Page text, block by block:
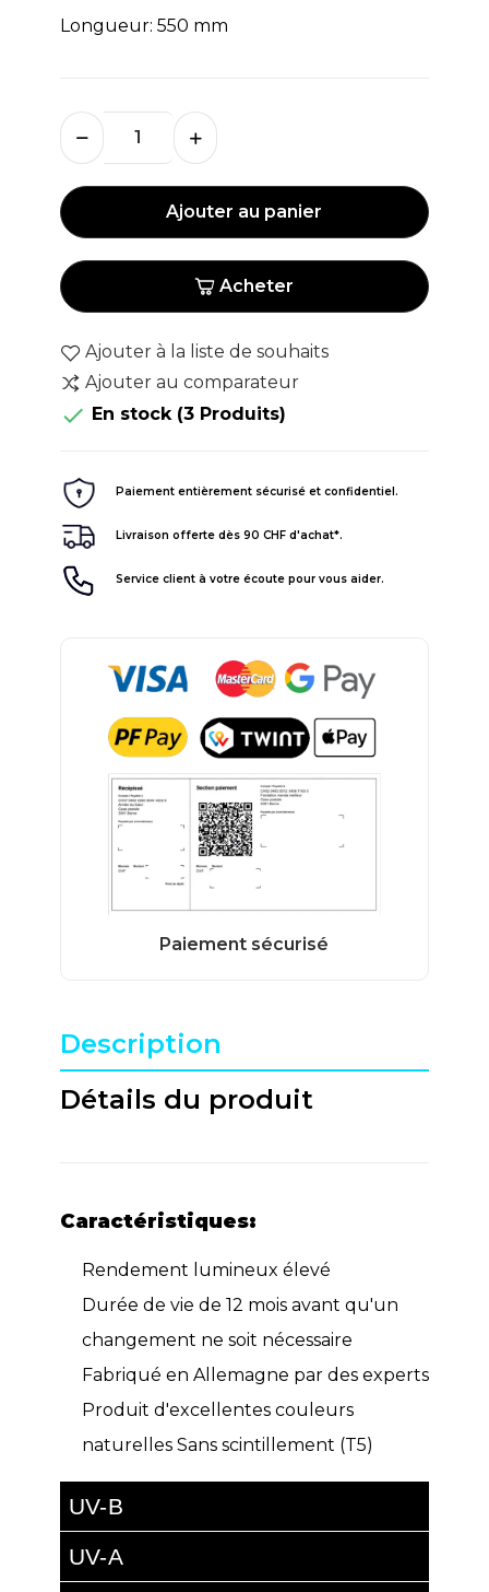
Longueur: 550 mm
Ajouter au panier
Acheter
Ajouter à la liste de souhaits
Ajouter au comparateur
 En stock (3 Produits)
Paiement entièrement sécurisé et confidentiel.
Livraison offerte dès 90 CHF d'achat*.
Service client à votre écoute pour vous aider.
Description
Détails du produit
Caractéristiques:
Rendement lumineux élevé
Durée de vie de 12 mois avant qu'un
changement ne soit nécessaire
Fabriqué en Allemagne par des experts
Produit d'excellentes couleurs
naturelles Sans scintillement (T5)
UV-B
UV-A